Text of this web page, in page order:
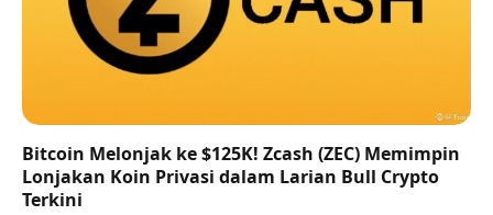
Bitcoin Melonjak ke $125K! Zcash (ZEC) Memimpin
Lonjakan Koin Privasi dalam Larian Bull Crypto
Terkini